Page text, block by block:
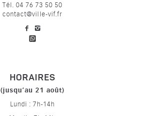
Tél. 04 76 73 50 50
contact@ville-vif.fr
voir notre page facebook
HORAIRES
(jusqu’au 21 août)
Lundi : 7h-14h